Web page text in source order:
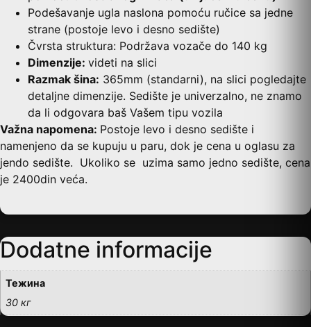
Podešavanje ugla naslona pomoću ručice sa jedne
strane (postoje levo i desno sedište)
Čvrsta struktura: Podržava vozače do 140 kg
Dimenzije: videti na slici
Razmak šina: 365mm (standarni), na slici pogledajte
detaljne dimenzije. Sedište je univerzalno, ne znamo
da li odgovara baš Vašem tipu vozila
Važna napomena: Postoje levo i desno sedište i
namenjeno da se kupuju u paru, dok je cena u oglasu za
jendo sedište. Ukoliko se uzima samo jedno sedište, cena
je 2400din veća.
Dodatne informacije
Тежина
30 кг